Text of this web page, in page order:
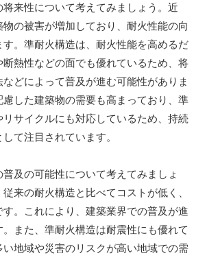
将来性について考えてみましょう。近
の被害が増加しており、耐火性能の向
す。準耐火構造は、耐火性能を高めるだ
熱性などの面でも優れているため、将
どによって普及が進む可能性がありま
した建築物の需要も高まっており、準
サイクルにも対応しているため、持続
て注目されています。
及の可能性について考えてみましょ
来の耐火構造と比べてコストが低く、
。これにより、建築業界での普及が進
また、準耐火構造は耐震性にも優れて
地域や災害のリスクが高い地域での需